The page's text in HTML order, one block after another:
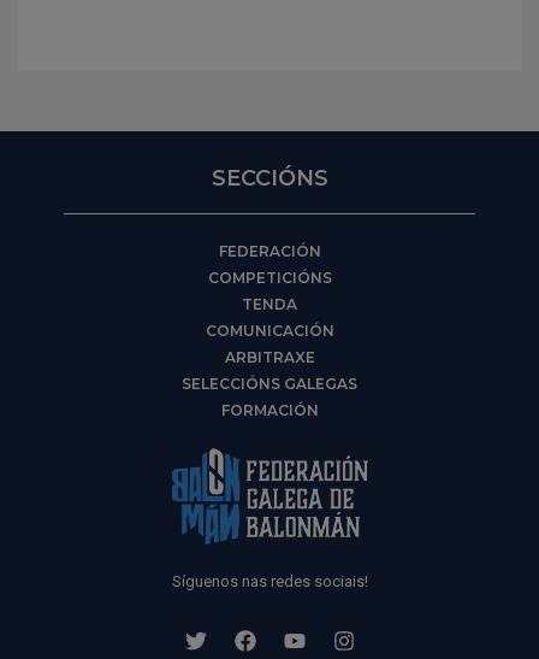
SECCIÓNS
FEDERACIÓN
COMPETICIÓNS
TENDA
COMUNICACIÓN
ARBITRAXE
SELECCIÓNS GALEGAS
FORMACIÓN
Síguenos nas redes sociais!